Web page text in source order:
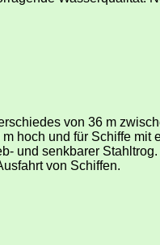
von 36 m
hoch und für Schiffe
und senkbarer
von Schiffen.